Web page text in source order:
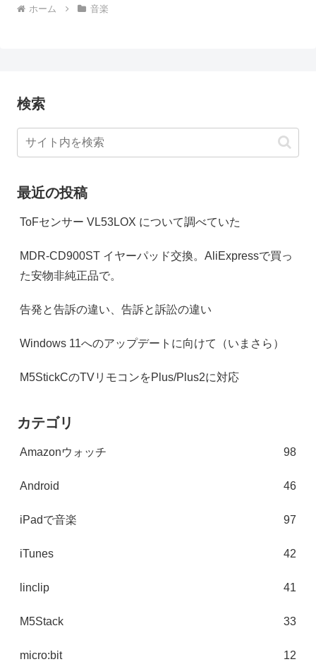
ホーム 音楽
検索
最近の投稿
ToFセンサー VL53LOX について調べていた
MDR-CD900ST イヤーパッド交換。AliExpressで買っ
た安物非純正品で。
告発と告訴の違い、告訴と訴訟の違い
Windows 11へのアップデートに向けて（いまさら）
M5StickCのTVリモコンをPlus/Plus2に対応
カテゴリ
Amazonウォッチ 98
Android 46
iPadで音楽 97
iTunes 42
linclip 41
M5Stack 33
micro:bit 12